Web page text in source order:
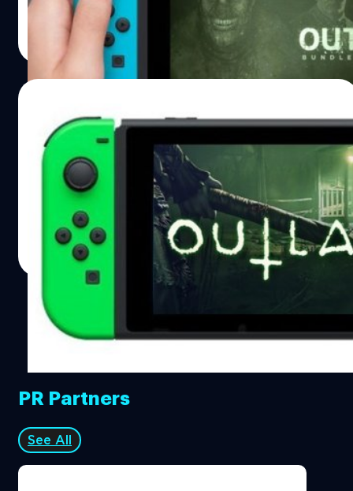
วงศกร ปฐมชัยวัฒน์| 3072 days ago
Read More
เกม Outlast 2 เตรียมวางขายบน Nintendo
Switch มีนาคม นี้
เกม Outlast 2 ประกาศลง Nintendo Switch
วงศกร ปฐมชัยวัฒน์ | 3083 days ago
Read More
PR Partners
See All